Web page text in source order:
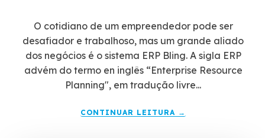
O cotidiano de um empreendedor pode ser
desafiador e trabalhoso, mas um grande aliado
dos negócios é o sistema ERP Bling. A sigla ERP
advém do termo en inglês “Enterprise Resource
Planning", em tradução livre...
CONTINUAR LEITURA →